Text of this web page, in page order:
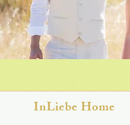
InLiebe Home